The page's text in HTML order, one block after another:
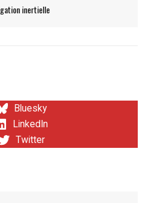
inertielle
Bluesky
LinkedIn
Twitter